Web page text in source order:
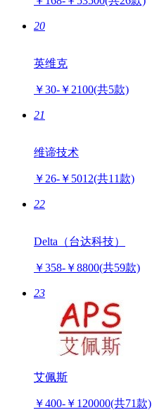
20
英维克
￥30-￥2100(共5款)
21
维谛技术
￥26-￥5012(共11款)
22
Delta（台达科技）
￥358-￥8800(共59款)
23
艾佩斯
￥400-￥120000(共71款)